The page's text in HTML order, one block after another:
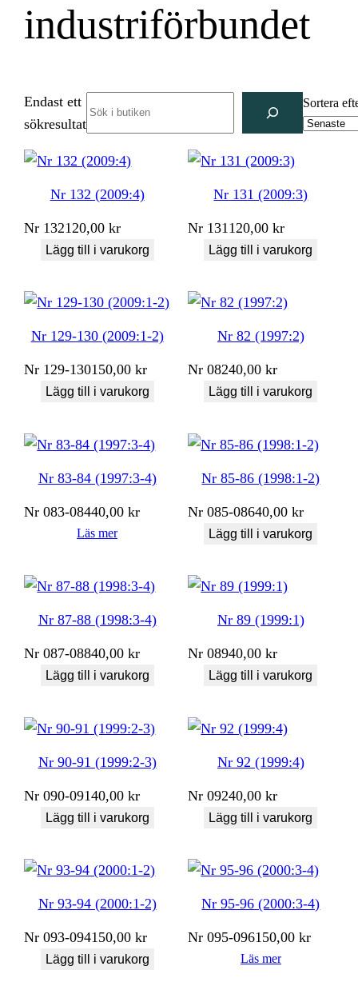
industriförbundet
Endast ett
sökresultat
Sortera
Nr 132 (2009:4)
Nr 132120,00kr
Lägg till i varukorg
Nr 131 (2009:3)
Nr 131 120,00kr
Lägg till i varukorg
Nr 129-130 (2009:1-2)
Nr 129-130150,00kr
Lägg till i varukorg
Nr 82 (1997:2)
Nr 08240,00kr
Lägg till i varukorg
Nr 83-84 (1997:3-4)
Nr 083-08440,00kr
Läs mer
Nr 85-86 (1998:1-2)
Nr 085-08640,00kr
Lägg till i varukorg
Nr 87-88 (1998:3-4)
Nr 087-08840,00kr
Lägg till i varukorg
Nr 89 (1999:1)
Nr 08940,00kr
Lägg till i varukorg
Nr 90-91 (1999:2-3)
Nr 090-09140,00kr
Lägg till i varukorg
Nr 92 (1999:4)
Nr 09240,00kr
Lägg till i varukorg
Nr 93-94 (2000:1-2)
Nr 093-094150,00kr
Lägg till i varukorg
Nr 95-96 (2000:3-4)
Nr 095-096150,00kr
Läs mer